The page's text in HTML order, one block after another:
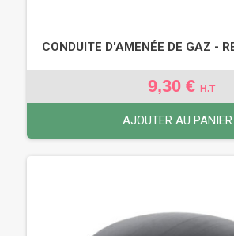
CONDUITE D'AMENÉE DE GAZ -
9,30 € H.T
AJOUTER AU PANIER